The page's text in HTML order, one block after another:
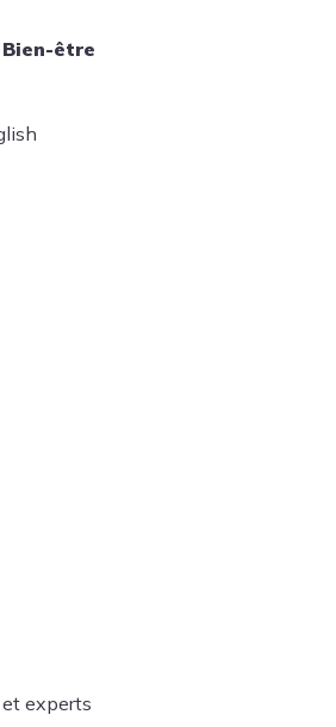
être
experts